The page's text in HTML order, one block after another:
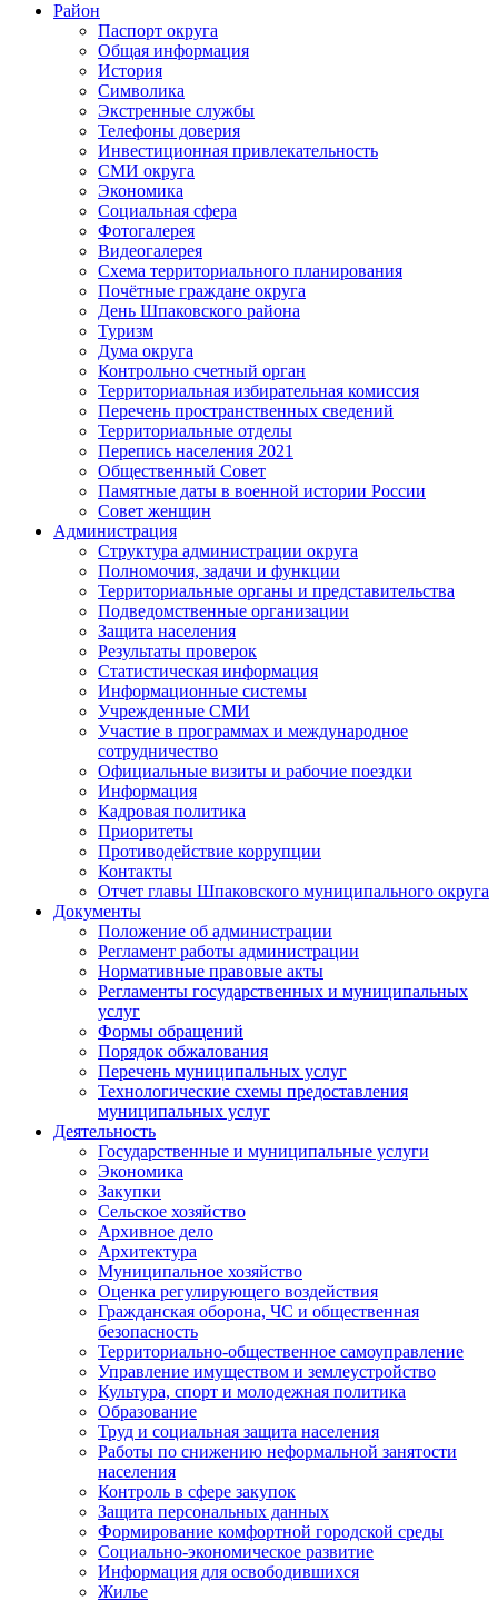
Район
Паспорт округа
Общая информация
История
Символика
Экстренные службы
Телефоны доверия
Инвестиционная привлекательность
СМИ округа
Экономика
Социальная сфера
Фотогалерея
Видеогалерея
Схема территориального планирования
Почётные граждане округа
День Шпаковского района
Туризм
Дума округа
Контрольно счетный орган
Территориальная избирательная комиссия
Перечень пространственных сведений
Территориальные отделы
Перепись населения 2021
Общественный Совет
Памятные даты в военной истории России
Совет женщин
Администрация
Структура администрации округа
Полномочия, задачи и функции
Территориальные органы и представительства
Подведомственные организации
Защита населения
Результаты проверок
Статистическая информация
Информационные системы
Учрежденные СМИ
Участие в программах и международное
сотрудничество
Официальные визиты и рабочие поездки
Информация
Кадровая политика
Приоритеты
Противодействие коррупции
Контакты
Отчет главы Шпаковского муниципального округа
Документы
Положение об администрации
Регламент работы администрации
Нормативные правовые акты
Регламенты государственных и муниципальных
услуг
Формы обращений
Порядок обжалования
Перечень муниципальных услуг
Технологические схемы предоставления
муниципальных услуг
Деятельность
Государственные и муниципальные услуги
Экономика
Закупки
Сельское хозяйство
Архивное дело
Архитектура
Муниципальное хозяйство
Оценка регулирующего воздействия
Гражданская оборона, ЧС и общественная
безопасность
Территориально-общественное самоуправление
Управление имуществом и землеустройство
Культура, спорт и молодежная политика
Образование
Труд и социальная защита населения
Работы по снижению неформальной занятости
населения
Контроль в сфере закупок
Защита персональных данных
Формирование комфортной городской среды
Социально-экономическое развитие
Информация для освободившихся
Жилье